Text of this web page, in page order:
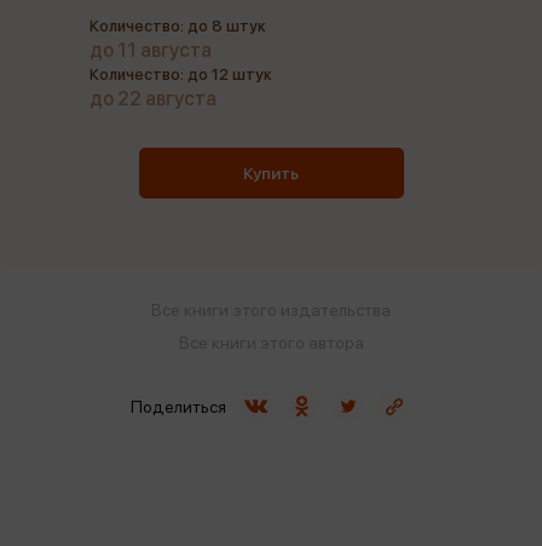
Количество: до 8 штук
до 11 августа
Количество: до 12 штук
до 22 августа
Купить
Поделиться